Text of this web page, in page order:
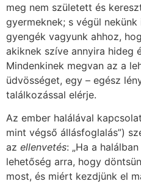
meg nem született és
gyermeknek; s végül
gyengék vagyunk ahhoz,
akiknek szíve annyira hideg
Mindenkinek megvan az a
üdvösséget, egy – egész
találkozással elérje.
Az ember halálával
mint végső állásfoglalás”)
az ellenvetés: „Ha a
lehetőség arra, hogy
most, és miért kezdjünk el